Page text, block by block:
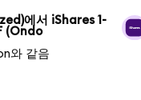
에서 iShares 1-
(Ondo
와 같음